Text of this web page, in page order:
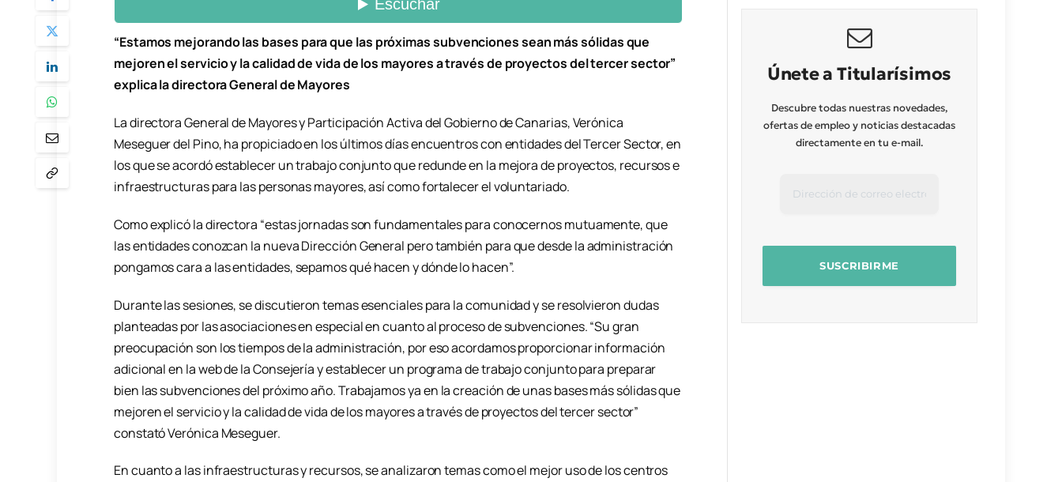
“Estamos mejorando las bases para que las próximas subvenciones sean más sólidas que
mejoren el servicio y la calidad de vida de los mayores a través de proyectos del tercer sector”
explica la directora General de Mayores
La directora General de Mayores y Participación Activa del Gobierno de Canarias, Verónica
Meseguer del Pino, ha propiciado en los últimos días encuentros con entidades del Tercer Sector, en
los que se acordó establecer un trabajo conjunto que redunde en la mejora de proyectos, recursos e
infraestructuras para las personas mayores, así como fortalecer el voluntariado.
Como explicó la directora “estas jornadas son fundamentales para conocernos mutuamente, que
las entidades conozcan la nueva Dirección General pero también para que desde la administración
pongamos cara a las entidades, sepamos qué hacen y dónde lo hacen”.
Durante las sesiones, se discutieron temas esenciales para la comunidad y se resolvieron dudas
planteadas por las asociaciones en especial en cuanto al proceso de subvenciones. “Su gran
preocupación son los tiempos de la administración, por eso acordamos proporcionar información
adicional en la web de la Consejería y establecer un programa de trabajo conjunto para preparar
bien las subvenciones del próximo año. Trabajamos ya en la creación de unas bases más sólidas que
mejoren el servicio y la calidad de vida de los mayores a través de proyectos del tercer sector”
constató Verónica Meseguer.
En cuanto a las infraestructuras y recursos, se analizaron temas como el mejor uso de los centros
Únete a Titularísimos
Descubre todas nuestras novedades,
ofertas de empleo y noticias destacadas
directamente en tu e-mail.